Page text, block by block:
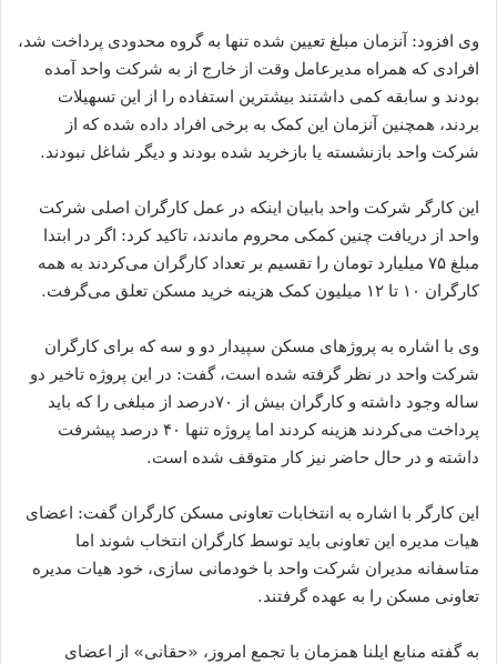
وی افزود: آنزمان مبلغ تعیین شده تنها به گروه محدودی پرداخت شد،
افرادی که همراه مدیرعامل وقت از خارج از به شرکت واحد آمده
بودند و سابقه کمی داشتند بیشترین استفاده را از این تسهیلات
بردند، همچنین آنزمان این کمک به برخی افراد داده شده که از
شرکت واحد بازنشسته یا بازخرید شده بودند و دیگر شاغل نبودند.
این کارگر شرکت واحد بابیان اینکه در عمل کارگران اصلی شرکت
واحد از دریافت چنین کمکی محروم ماندند، تاکید کرد: اگر در ابتدا
مبلغ ۷۵ میلیارد تومان را تقسیم بر تعداد کارگران می‌کردند به همه
کارگران ۱۰ تا ۱۲ میلیون کمک هزینه خرید مسکن تعلق می‌گرفت.
وی با اشاره به پروژهای مسکن سپیدار دو و سه که برای کارگران
شرکت واحد در نظر گرفته شده است، گفت: در این پروژه تاخیر دو
ساله وجود داشته و کارگران بیش از ۷۰درصد از مبلغی را که باید
پرداخت می‌کردند هزینه کردند اما پروژه تنها ۴۰ درصد پیشرفت
داشته و در حال حاضر نیز کار متوقف شده است.
این کارگر با اشاره به انتخابات تعاونی مسکن کارگران گفت: اعضای
هیات مدیره این تعاونی باید توسط کارگران انتخاب شوند اما
متاسفانه مدیران شرکت واحد با خودمانی سازی، خود هیات مدیره
تعاونی مسکن را به عهده گرفتند.
به گفته منابع ایلنا همزمان با تجمع امروز، «حقانی» از اعضای